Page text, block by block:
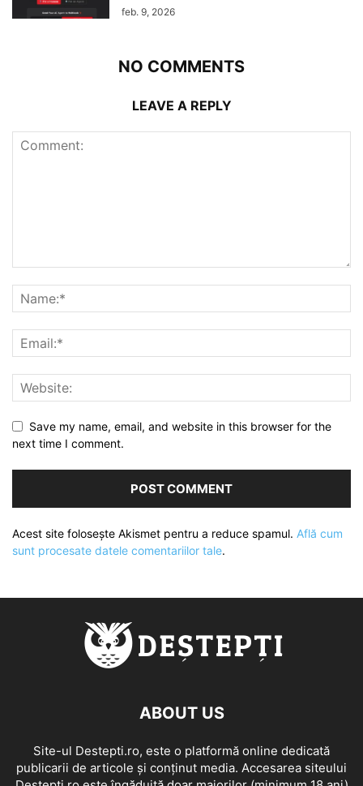
feb. 9, 2026
NO COMMENTS
LEAVE A REPLY
Save my name, email, and website in this browser for the
next time I comment.
Acest site folosește Akismet pentru a reduce spamul. Află cum
sunt procesate datele comentariilor tale.
ABOUT US
Site-ul Destepti.ro, este o platformă online dedicată
publicarii de articole și conținut media. Accesarea siteului